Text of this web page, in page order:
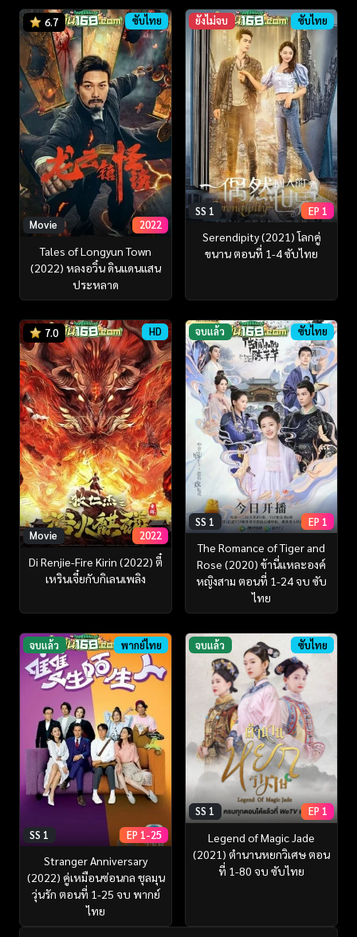
6.7 ซับไทย
Movie 2022
Tales of Longyun Town
(2022) หลงอวิ๋น ดินแดนแสน
ประหลาด
ยังไม่จบ ซับไทย
SS 1 EP 1
Serendipity (2021) โลกคู่
ขนาน ตอนที่ 1-4 ซับไทย
7.0 HD
Movie 2022
Di Renjie-Fire Kirin (2022) ตี๋
เหรินเจี๋ยกับกิเลนเพลิง
จบแล้ว ซับไทย
SS 1 EP 1
The Romance of Tiger and
Rose (2020) ข้านี่เเหละองค์
หญิงสาม ตอนที่ 1-24 จบ ซับ
ไทย
จบแล้ว พากย์ไทย
SS 1 EP 1-25
Stranger Anniversary
(2022) คู่เหมือนซ่อนกล ชุลมุน
วุ่นรัก ตอนที่ 1-25 จบ พากย์
ไทย
จบแล้ว ซับไทย
SS 1 EP 1
Legend of Magic Jade
(2021) ตำนานหยกวิเศษ ตอน
ที่ 1-80 จบ ซับไทย